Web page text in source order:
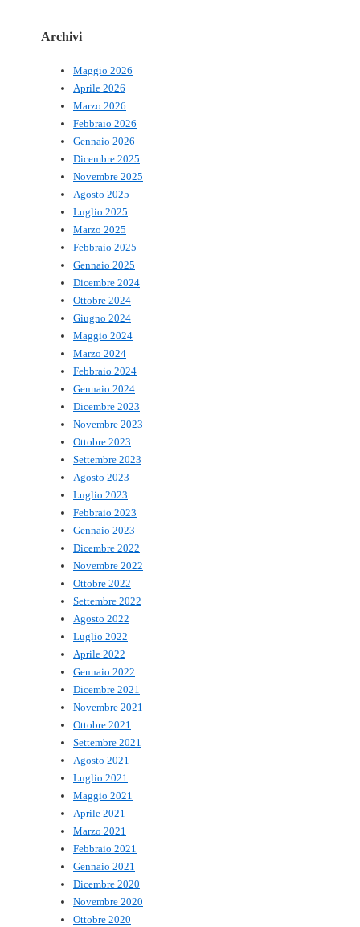
Archivi
Maggio 2026
Aprile 2026
Marzo 2026
Febbraio 2026
Gennaio 2026
Dicembre 2025
Novembre 2025
Agosto 2025
Luglio 2025
Marzo 2025
Febbraio 2025
Gennaio 2025
Dicembre 2024
Ottobre 2024
Giugno 2024
Maggio 2024
Marzo 2024
Febbraio 2024
Gennaio 2024
Dicembre 2023
Novembre 2023
Ottobre 2023
Settembre 2023
Agosto 2023
Luglio 2023
Febbraio 2023
Gennaio 2023
Dicembre 2022
Novembre 2022
Ottobre 2022
Settembre 2022
Agosto 2022
Luglio 2022
Aprile 2022
Gennaio 2022
Dicembre 2021
Novembre 2021
Ottobre 2021
Settembre 2021
Agosto 2021
Luglio 2021
Maggio 2021
Aprile 2021
Marzo 2021
Febbraio 2021
Gennaio 2021
Dicembre 2020
Novembre 2020
Ottobre 2020